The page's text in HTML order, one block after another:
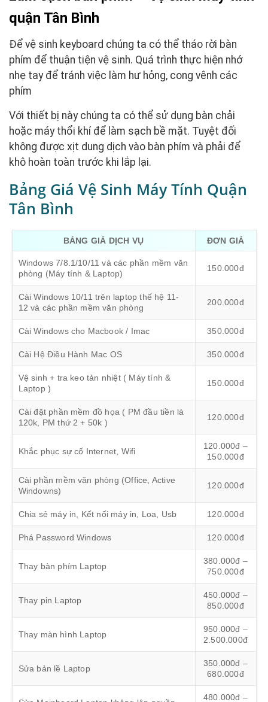
quận Tân Bình
Để vệ sinh keyboard chúng ta có thể tháo rời bàn
phím để thuận tiện vệ sinh. Quá trình thực hiện nhớ
nhẹ tay để tránh việc làm hư hỏng, cong vênh các
phím
Với thiết bị này chúng ta có thể sử dụng bàn chải
hoặc máy thổi khí để làm sạch bề mặt. Tuyệt đối
không được xịt dung dịch vào bàn phím và phải để
khô hoàn toàn trước khi lắp lại.
Bảng Giá Vệ Sinh Máy Tính Quận
Tân Bình
BẢNG GIÁ DỊCH VỤ ĐƠN GIÁ
Windows 7/8.1/10/11 và các phần mềm văn
phòng (Máy tính & Laptop)
150.000đ
Cài Windows 10/11 trên laptop thế hệ 11-
12 và các phần mềm văn phòng
200.000đ
Cài Windows cho Macbook / Imac 350.000đ
Cài Hệ Điều Hành Mac OS 350.000đ
Vệ sinh + tra keo tản nhiệt ( Máy tính &
Laptop )
150.000đ
Cài đặt phần mềm đồ họa ( PM đầu tiền là
120k, PM thứ 2 + 50k )
120.000đ
Khắc phục sự cố Internet, Wifi
120.000đ –
150.000đ
Cài phần mềm văn phòng (Office, Active
Windowns)
120.000đ
Chia sẻ máy in, Kết nối máy in, Loa, Usb 120.000đ
Phá Password Windows 120.000đ
Thay bàn phím Laptop
380.000đ –
750.000đ
Thay pin Laptop
450.000đ –
850.000đ
Thay màn hình Laptop
950.000đ –
2.500.000đ
Sửa bản lề Laptop
350.000đ –
680.000đ
480.000đ –